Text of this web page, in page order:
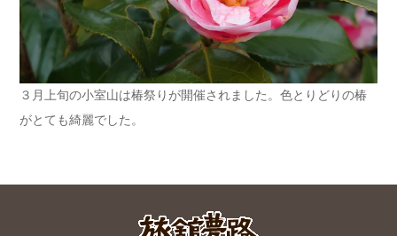
３月上旬の小室山は椿祭りが開催されました。色とりどりの椿
がとても綺麗でした。